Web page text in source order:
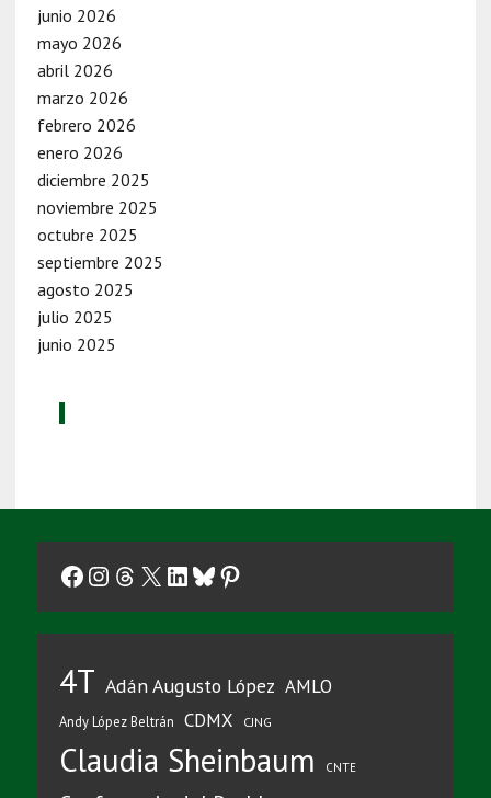
junio 2026
mayo 2026
abril 2026
marzo 2026
febrero 2026
enero 2026
diciembre 2025
noviembre 2025
octubre 2025
septiembre 2025
agosto 2025
julio 2025
junio 2025
Facebook
Instagram
Threads
X LinkedIn
Bluesky
Pinterest
4T Adán Augusto López AMLO
Andy López Beltrán CDMX CJNG
Claudia Sheinbaum CNTE